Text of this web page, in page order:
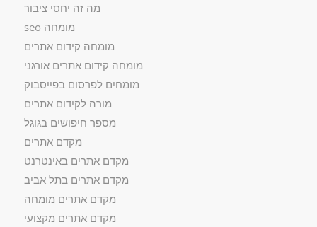
מה זה יחסי ציבור
מומחה seo
מומחה קידום אתרים
מומחה קידום אתרים אורגני
מומחים לפרסום בפייסבוק
מורה לקידום אתרים
מספר חיפושים בגוגל
מקדם אתרים
מקדם אתרים באינטרנט
מקדם אתרים בתל אביב
מקדם אתרים מומחה
מקדם אתרים מקצועי